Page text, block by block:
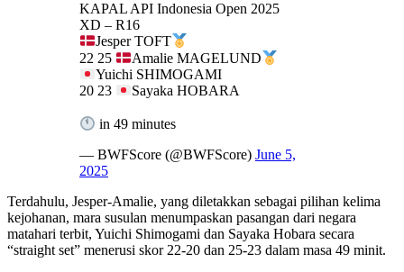
KAPAL API Indonesia Open 2025
XD – R16
Jesper TOFT
22 25
Amalie MAGELUND
Yuichi SHIMOGAMI
20 23
Sayaka HOBARA
in 49 minutes
— BWFScore (@BWFScore) June 5,
2025
Terdahulu, Jesper-Amalie, yang diletakkan sebagai pilihan kelima
kejohanan, mara susulan menumpaskan pasangan dari negara
matahari terbit, Yuichi Shimogami dan Sayaka Hobara secara
“straight set” menerusi skor 22-20 dan 25-23 dalam masa 49 minit.